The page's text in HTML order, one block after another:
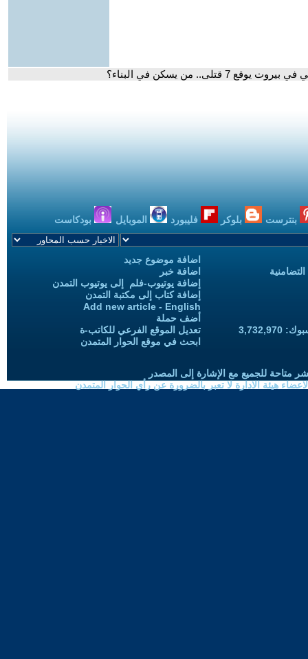
من يسكن في البناء؟
بنترست بلوكر فليبورد الموبايل بودكاست
اضافة موضوع جديد
اضافة خبر
إضافة يوتيوب-فلم إلى يوتيوب التمدن
إضافة كتاب إلى مكتبة التمدن
Add new article - English
أضف حملة
تعديل الموقع الفرعي للكاتب-ة
ابحث في موقع الحوار المتمدن
متاحة للجميع مع الإشارة إلى المصدر
هيئة الادارة لا تعبر بالضرورة عن رأي الحوار المتمدن